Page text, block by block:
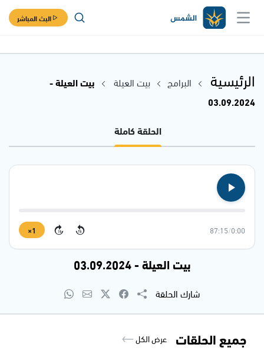
البث المباشر
الرئيسية البرامج بيت العيلة
بيت العيلة -
03.09.2024
الحلقة كاملة
0:00
/
87:15
15
15
1×
بيت العيلة - 03.09.2024
شارك الحلقة
جميع الحلقات عرض الكل